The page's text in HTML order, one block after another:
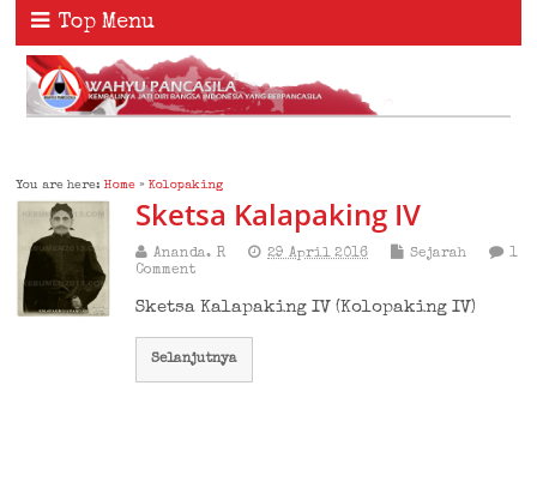
Top Menu
You are here:Home »Kolopaking
Sketsa Kalapaking IV
Ananda. R 29 April 2016 Sejarah
1
Comment
Sketsa Kalapaking IV (Kolopaking IV)
Selanjutnya